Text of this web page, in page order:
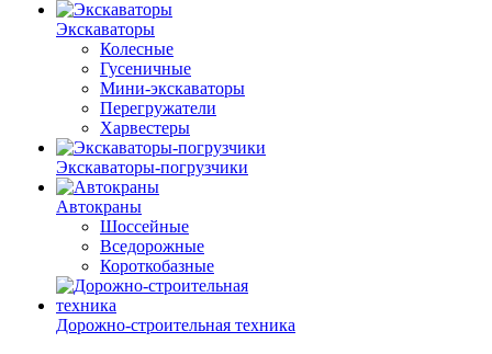
Экскаваторы
Колесные
Гусеничные
Мини-экскаваторы
Перегружатели
Харвестеры
Экскаваторы-погрузчики
Автокраны
Шоссейные
Вседорожные
Короткобазные
Дорожно-строительная техника